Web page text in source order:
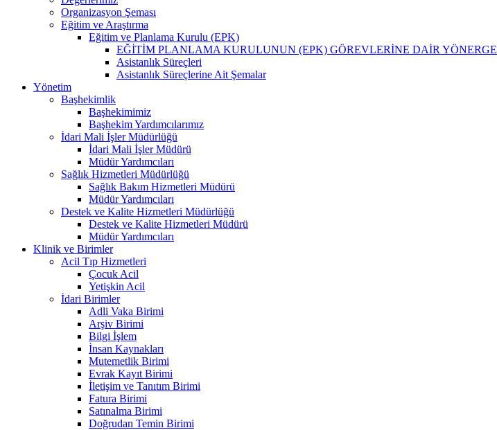
Organizasyon Şeması
Eğitim ve Araştırma
Eğitim ve Planlama Kurulu (EPK)
EĞİTİM PLANLAMA KURULUNUN (EPK) GÖREVLERİNE DAİR YÖNERGE
Asistanlık Süreçleri
Asistanlık Süreçlerine Ait Şemalar
Yönetim
Başhekimlik
Başhekimimiz
Başhekim Yardımcılarımız
İdari Mali İşler Müdürlüğü
İdari Mali İşler Müdürü
Müdür Yardımcıları
Sağlık Hizmetleri Müdürlüğü
Sağlık Bakım Hizmetleri Müdürü
Müdür Yardımcıları
Destek ve Kalite Hizmetleri Müdürlüğü
Destek ve Kalite Hizmetleri Müdürü
Müdür Yardımcıları
Klinik ve Birimler
Acil Tıp Hizmetleri
Çocuk Acil
Yetişkin Acil
İdari Birimler
Adli Vaka Birimi
Arşiv Birimi
Bilgi İşlem
İnsan Kaynakları
Mutemetlik Birimi
Evrak Kayıt Birimi
İletişim ve Tanıtım Birimi
Fatura Birimi
Satınalma Birimi
Doğrudan Temin Birimi